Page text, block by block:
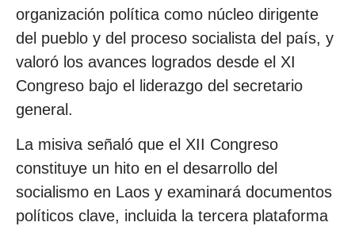
organización política como núcleo dirigente
del pueblo y del proceso socialista del país, y
valoró los avances logrados desde el XI
Congreso bajo el liderazgo del secretario
general.
La misiva señaló que el XII Congreso
constituye un hito en el desarrollo del
socialismo en Laos y examinará documentos
políticos clave, incluida la tercera plataforma